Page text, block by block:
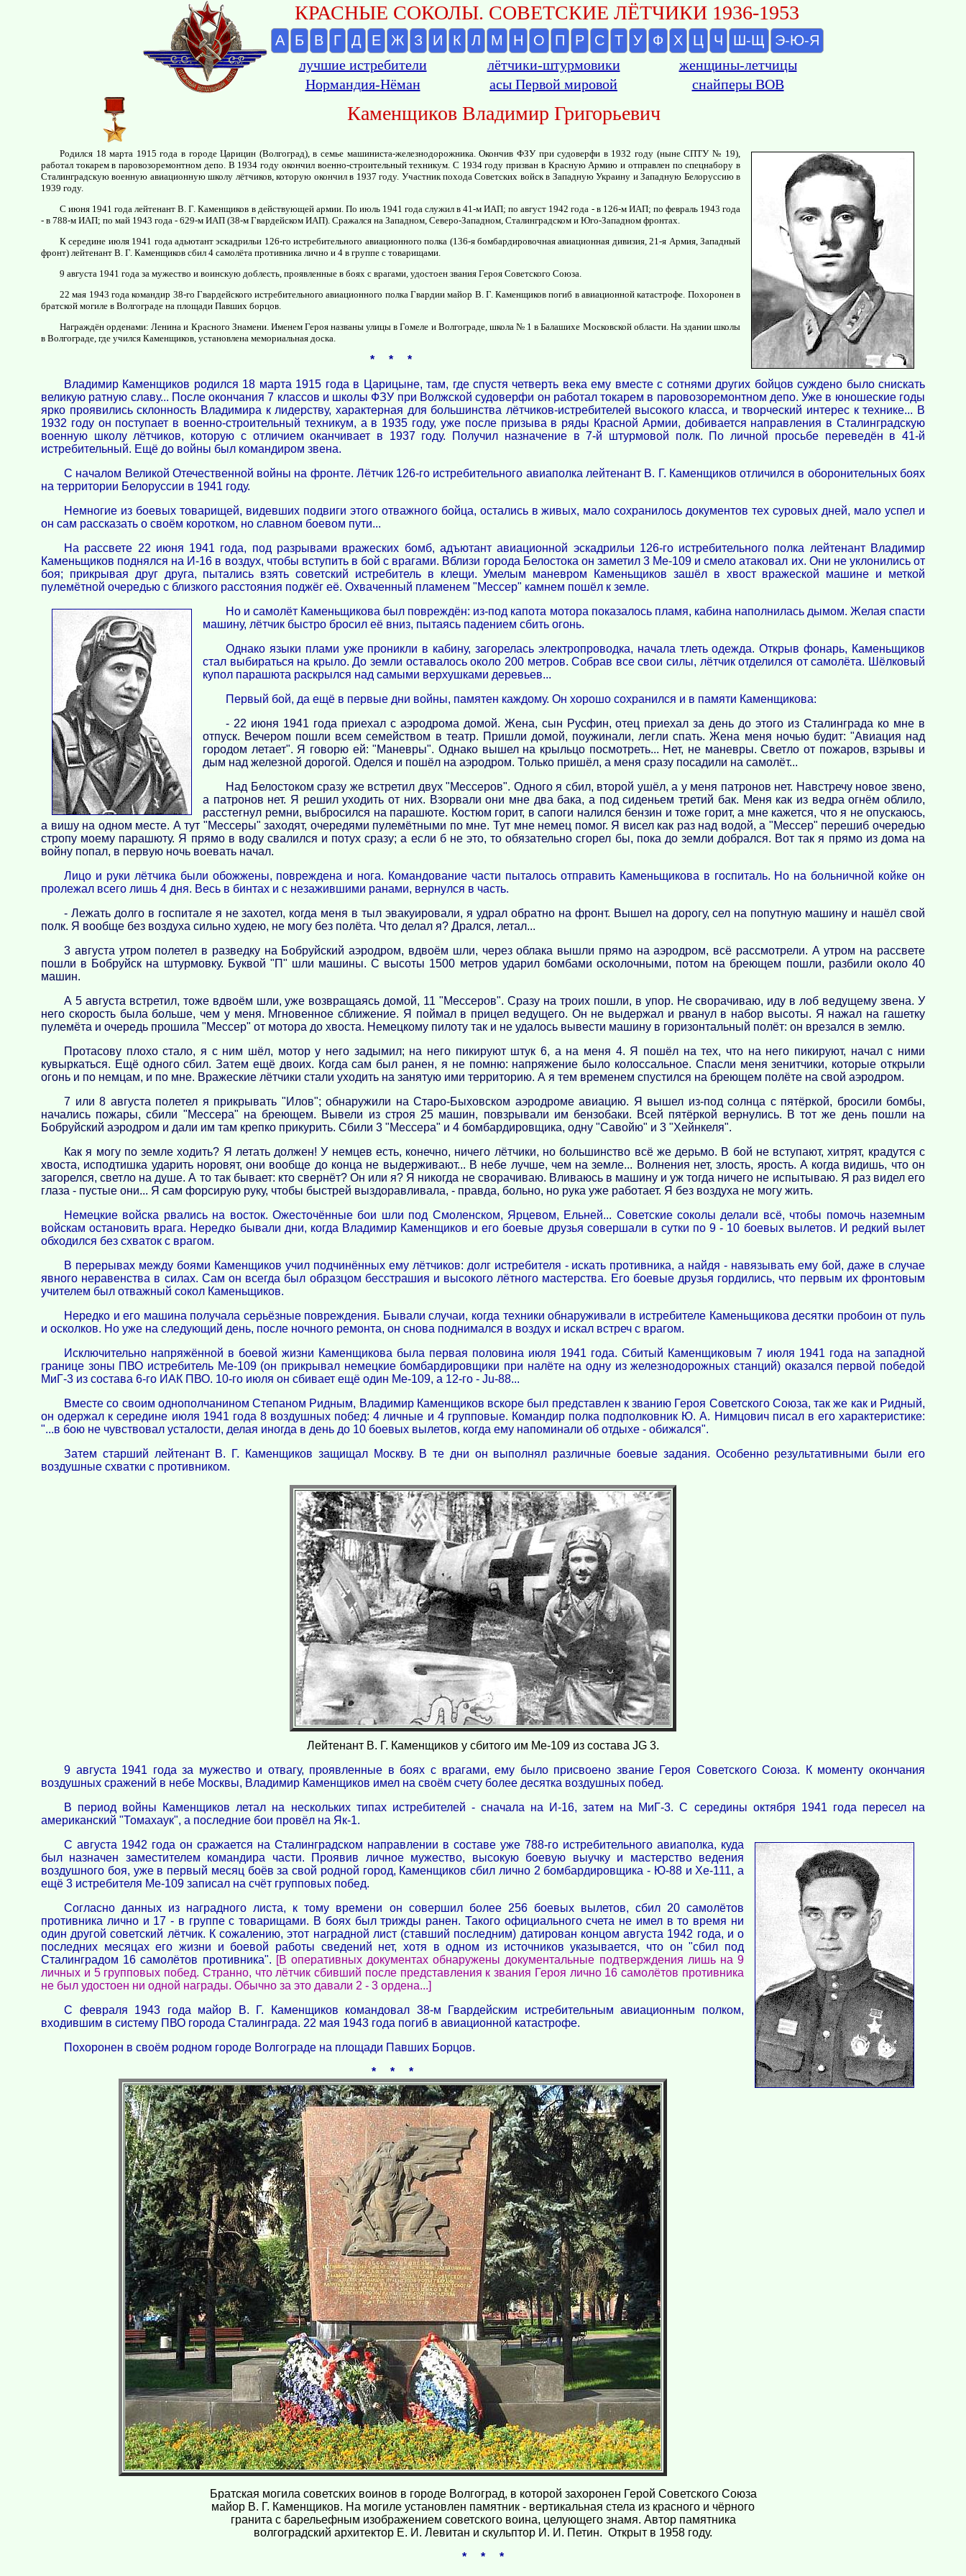
КРАСНЫЕ СОКОЛЫ. СОВЕТСКИЕ ЛЁТЧИКИ 1936-1953
А Б В Г Д Е Ж З И К Л М Н О П Р С Т У Ф Х Ц Ч Ш-Щ
Э-Ю-Я
лучшие истребители
лётчики-штурмовики
женщины-летчицы
Нормандия-Нёман
асы Первой мировой снайперы ВОВ
Каменщиков Владимир Григорьевич
Родился 18 марта 1915 года в городе Царицин (Волгоград), в семье машиниста-железнодорожника. Окончив ФЗУ при судоверфи в 1932 году (ныне СПТУ № 19),
работал токарем в паровозоремонтном депо. В 1934 году окончил военно-строительный техникум. С 1934 году призван в Красную Армию и отправлен по спецнабору в
Сталинградскую военную авиационную школу лётчиков, которую окончил в 1937 году. Участник похода Советских войск в Западную Украину и Западную Белоруссию в
1939 году.
С июня 1941 года лейтенант В. Г. Каменщиков в действующей армии. По июль 1941 года служил в 41-м ИАП; по август 1942 года - в 126-м ИАП; по февраль 1943 года
- в 788-м ИАП; по май 1943 года - 629-м ИАП (38-м Гвардейском ИАП). Сражался на Западном, Северо-Западном, Сталинградском и Юго-Западном фронтах.
К середине июля 1941 года адьютант эскадрильи 126-го истребительного авиационного полка (136-я бомбардировочная авиационная дивизия, 21-я Армия, Западный
фронт) лейтенант В. Г. Каменщиков сбил 4 самолёта противника лично и 4 в группе с товарищами.
9 августа 1941 года за мужество и воинскую доблесть, проявленные в боях с врагами, удостоен звания Героя Советского Союза.
22 мая 1943 года командир 38-го Гвардейского истребительного авиационного полка Гвардии майор В. Г. Каменщиков погиб в авиационной катастрофе. Похоронен в
братской могиле в Волгограде на площади Павших борцов.
Награждён орденами: Ленина и Красного Знамени. Именем Героя названы улицы в Гомеле и Волгограде, школа № 1 в Балашихе Московской области. На здании школы
в Волгограде, где учился Каменщиков, установлена мемориальная доска.
* * *
Владимир Каменщиков родился 18 марта 1915 года в Царицыне, там, где спустя четверть века ему вместе с сотнями других бойцов суждено было снискать
великую ратную славу... После окончания 7 классов и школы ФЗУ при Волжской судоверфи он работал токарем в паровозоремонтном депо. Уже в юношеские годы
ярко проявились склонность Владимира к лидерству, характерная для большинства лётчиков-истребителей высокого класса, и творческий интерес к технике... В
1932 году он поступает в военно-строительный техникум, а в 1935 году, уже после призыва в ряды Красной Армии, добивается направления в Сталинградскую
военную школу лётчиков, которую с отличием оканчивает в 1937 году. Получил назначение в 7-й штурмовой полк. По личной просьбе переведён в 41-й
истребительный. Ещё до войны был командиром звена.
С началом Великой Отечественной войны на фронте. Лётчик 126-го истребительного авиаполка лейтенант В. Г. Каменщиков отличился в оборонительных боях
на территории Белоруссии в 1941 году.
Немногие из боевых товарищей, видевших подвиги этого отважного бойца, остались в живых, мало сохранилось документов тех суровых дней, мало успел и
он сам рассказать о своём коротком, но славном боевом пути...
На рассвете 22 июня 1941 года, под разрывами вражеских бомб, адъютант авиационной эскадрильи 126-го истребительного полка лейтенант Владимир
Каменьщиков поднялся на И-16 в воздух, чтобы вступить в бой с врагами. Вблизи города Белостока он заметил 3 Ме-109 и смело атаковал их. Они не уклонились от
боя; прикрывая друг друга, пытались взять советский истребитель в клещи. Умелым маневром Каменьщиков зашёл в хвост вражеской машине и меткой
пулемётной очередью с близкого расстояния поджёг её. Охваченный пламенем "Мессер" камнем пошёл к земле.
Но и самолёт Каменьщикова был повреждён: из-под капота мотора показалось пламя, кабина наполнилась дымом. Желая спасти
машину, лётчик быстро бросил её вниз, пытаясь падением сбить огонь.
Однако языки плами уже проникли в кабину, загорелась электропроводка, начала тлеть одежда. Открыв фонарь, Каменьщиков
стал выбираться на крыло. До земли оставалось около 200 метров. Собрав все свои силы, лётчик отделился от самолёта. Шёлковый
купол парашюта раскрылся над самыми верхушками деревьев...
Первый бой, да ещё в первые дни войны, памятен каждому. Он хорошо сохранился и в памяти Каменщикова:
- 22 июня 1941 года приехал с аэродрома домой. Жена, сын Русфин, отец приехал за день до этого из Сталинграда ко мне в
отпуск. Вечером пошли всем семейством в театр. Пришли домой, поужинали, легли спать. Жена меня ночью будит: "Авиация над
городом летает". Я говорю ей: "Маневры". Однако вышел на крыльцо посмотреть... Нет, не маневры. Светло от пожаров, взрывы и
дым над железной дорогой. Оделся и пошёл на аэродром. Только пришёл, а меня сразу посадили на самолёт...
Над Белостоком сразу же встретил двух "Мессеров". Одного я сбил, второй ушёл, а у меня патронов нет. Навстречу новое звено,
а патронов нет. Я решил уходить от них. Взорвали они мне два бака, а под сиденьем третий бак. Меня как из ведра огнём облило,
расстегнул ремни, выбросился на парашюте. Костюм горит, в сапоги налился бензин и тоже горит, а мне кажется, что я не опускаюсь,
а вишу на одном месте. А тут "Мессеры" заходят, очередями пулемётными по мне. Тут мне немец помог. Я висел как раз над водой, а "Мессер" перешиб очередью
стропу моему парашюту. Я прямо в воду свалился и потух сразу; а если б не это, то обязательно сгорел бы, пока до земли добрался. Вот так я прямо из дома на
войну попал, в первую ночь воевать начал.
Лицо и руки лётчика были обожжены, повреждена и нога. Командование части пыталось отправить Каменьщикова в госпиталь. Но на больничной койке он
пролежал всего лишь 4 дня. Весь в бинтах и с незажившими ранами, вернулся в часть.
- Лежать долго в госпитале я не захотел, когда меня в тыл эвакуировали, я удрал обратно на фронт. Вышел на дорогу, сел на попутную машину и нашёл свой
полк. Я вообще без воздуха сильно худею, не могу без полёта. Что делал я? Дрался, летал...
3 августа утром полетел в разведку на Бобруйский аэродром, вдвоём шли, через облака вышли прямо на аэродром, всё рассмотрели. А утром на рассвете
пошли в Бобруйск на штурмовку. Буквой "П" шли машины. С высоты 1500 метров ударил бомбами осколочными, потом на бреющем пошли, разбили около 40
машин.
А 5 августа встретил, тоже вдвоём шли, уже возвращаясь домой, 11 "Мессеров". Сразу на троих пошли, в упор. Не сворачиваю, иду в лоб ведущему звена. У
него скорость была больше, чем у меня. Мгновенное сближение. Я поймал в прицел ведущего. Он не выдержал и рванул в набор высоты. Я нажал на гашетку
пулемёта и очередь прошила "Мессер" от мотора до хвоста. Немецкому пилоту так и не удалось вывести машину в горизонтальный полёт: он врезался в землю.
Протасову плохо стало, я с ним шёл, мотор у него задымил; на него пикируют штук 6, а на меня 4. Я пошёл на тех, что на него пикируют, начал с ними
кувыркаться. Ещё одного сбил. Затем ещё двоих. Когда сам был ранен, я не помню: напряжение было колоссальное. Спасли меня зенитчики, которые открыли
огонь и по немцам, и по мне. Вражеские лётчики стали уходить на занятую ими территорию. А я тем временем спустился на бреющем полёте на свой аэродром.
7 или 8 августа полетел я прикрывать "Илов"; обнаружили на Старо-Быховском аэродроме авиацию. Я вышел из-под солнца с пятёркой, бросили бомбы,
начались пожары, сбили "Мессера" на бреющем. Вывели из строя 25 машин, повзрывали им бензобаки. Всей пятёркой вернулись. В тот же день пошли на
Бобруйский аэродром и дали им там крепко прикурить. Сбили 3 "Мессера" и 4 бомбардировщика, одну "Савойю" и 3 "Хейнкеля".
Как я могу по земле ходить? Я летать должен! У немцев есть, конечно, ничего лётчики, но большинство всё же дерьмо. В бой не вступают, хитрят, крадутся с
хвоста, исподтишка ударить норовят, они вообще до конца не выдерживают... В небе лучше, чем на земле... Волнения нет, злость, ярость. А когда видишь, что он
загорелся, светло на душе. А то так бывает: кто свернёт? Он или я? Я никогда не сворачиваю. Вливаюсь в машину и уж тогда ничего не испытываю. Я раз видел его
глаза - пустые они... Я сам форсирую руку, чтобы быстрей выздоравливала, - правда, больно, но рука уже работает. Я без воздуха не могу жить.
Немецкие войска рвались на восток. Ожесточённые бои шли под Смоленском, Ярцевом, Ельней... Советские соколы делали всё, чтобы помочь наземным
войскам остановить врага. Нередко бывали дни, когда Владимир Каменщиков и его боевые друзья совершали в сутки по 9 - 10 боевых вылетов. И редкий вылет
обходился без схваток с врагом.
В перерывах между боями Каменщиков учил подчинённых ему лётчиков: долг истребителя - искать противника, а найдя - навязывать ему бой, даже в случае
явного неравенства в силах. Сам он всегда был образцом бесстрашия и высокого лётного мастерства. Его боевые друзья гордились, что первым их фронтовым
учителем был отважный сокол Каменьщиков.
Нередко и его машина получала серьёзные повреждения. Бывали случаи, когда техники обнаруживали в истребителе Каменьщикова десятки пробоин от пуль
и осколков. Но уже на следующий день, после ночного ремонта, он снова поднимался в воздух и искал встреч с врагом.
Исключительно напряжённой в боевой жизни Каменщикова была первая половина июля 1941 года. Сбитый Каменщиковым 7 июля 1941 года на западной
границе зоны ПВО истребитель Ме-109 (он прикрывал немецкие бомбардировщики при налёте на одну из железнодорожных станций) оказался первой победой
МиГ-3 из состава 6-го ИАК ПВО. 10-го июля он сбивает ещё один Ме-109, а 12-го - Ju-88...
Вместе со своим однополчанином Степаном Ридным, Владимир Каменщиков вскоре был представлен к званию Героя Советского Союза, так же как и Ридный,
он одержал к середине июля 1941 года 8 воздушных побед: 4 личные и 4 групповые. Командир полка подполковник Ю. А. Нимцович писал в его характеристике:
"...в бою не чувствовал усталости, делая иногда в день до 10 боевых вылетов, когда ему напоминали об отдыхе - обижался".
Затем старший лейтенант В. Г. Каменщиков защищал Москву. В те дни он выполнял различные боевые задания. Особенно результативными были его
воздушные схватки с противником.
Лейтенант В. Г. Каменщиков у сбитого им Ме-109 из состава JG 3.
9 августа 1941 года за мужество и отвагу, проявленные в боях с врагами, ему было присвоено звание Героя Советского Союза. К моменту окончания
воздушных сражений в небе Москвы, Владимир Каменщиков имел на своём счету более десятка воздушных побед.
В период войны Каменщиков летал на нескольких типах истребителей - сначала на И-16, затем на МиГ-3. С середины октября 1941 года пересел на
американский "Томахаук", а последние бои провёл на Як-1.
С августа 1942 года он сражается на Сталинградском направлении в составе уже 788-го истребительного авиаполка, куда
был назначен заместителем командира части. Проявив личное мужество, высокую боевую выучку и мастерство ведения
воздушного боя, уже в первый месяц боёв за свой родной город, Каменщиков сбил лично 2 бомбардировщика - Ю-88 и Хе-111, а
ещё 3 истребителя Ме-109 записал на счёт групповых побед.
Согласно данных из наградного листа, к тому времени он совершил более 256 боевых вылетов, сбил 20 самолётов
противника лично и 17 - в группе с товарищами. В боях был трижды ранен. Такого официального счета не имел в то время ни
один другой советский лётчик. К сожалению, этот наградной лист (ставший последним) датирован концом августа 1942 года, и о
последних месяцах его жизни и боевой работы сведений нет, хотя в одном из источников указывается, что он "сбил под
Сталинградом 16 самолётов противника". [В оперативных документах обнаружены документальные подтверждения лишь на 9
личных и 5 групповых побед. Странно, что лётчик сбивший после представления к звания Героя лично 16 самолётов противника
не был удостоен ни одной награды. Обычно за это давали 2 - 3 ордена...]
С февраля 1943 года майор В. Г. Каменщиков командовал 38-м Гвардейским истребительным авиационным полком,
входившим в систему ПВО города Сталинграда. 22 мая 1943 года погиб в авиационной катастрофе.
Похоронен в своём родном городе Волгограде на площади Павших Борцов.
* * *
Братская могила советских воинов в городе Волгоград, в которой захоронен Герой Советского Союза
майор В. Г. Каменщиков. На могиле установлен памятник - вертикальная стела из красного и чёрного
гранита с барельефным изображением советского воина, целующего знамя. Автор памятника
волгоградский архитектор Е. И. Левитан и скульптор И. И. Петин. Открыт в 1958 году.
* * *